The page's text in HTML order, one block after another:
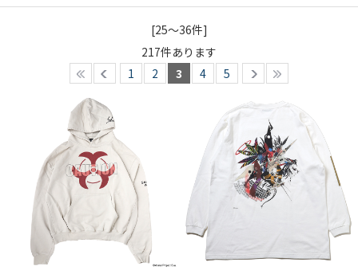
[25～36件]
217件あります
1
2 3 4 5